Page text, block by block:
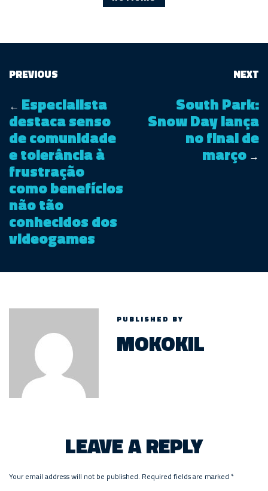
PREVIOUS
← Especialista
destaca senso
de comunidade
e tolerância à
frustração
como benefícios
não tão
conhecidos dos
videogames
NEXT
South Park:
Snow Day lança
no final de
março →
PUBLISHED BY
MOKOKIL
LEAVE A REPLY
Your email address will not be published. Required fields are marked *